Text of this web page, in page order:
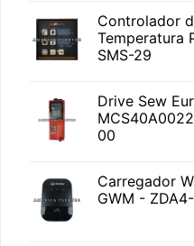
Controlador
Temperatura
SMS-29
Drive Sew
00
Carregador
GWM -